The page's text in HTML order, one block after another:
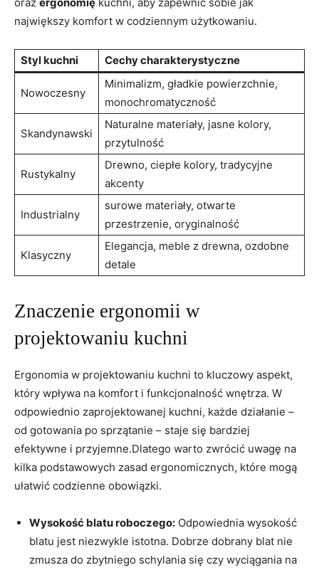
największy komfort w ​codziennym użytkowaniu.
Styl kuchni Cechy charakterystyczne
Nowoczesny
Minimalizm, gładkie powierzchnie,​
monochromatyczność
Skandynawski
Naturalne materiały, jasne kolory,
przytulność
Rustykalny
Drewno, ciepłe kolory, tradycyjne
akcenty
Industrialny
surowe materiały, otwarte
przestrzenie, oryginalność
Klasyczny
Elegancja, meble z ⁣drewna, ozdobne
detale
Znaczenie ergonomii w
projektowaniu kuchni
Ergonomia w projektowaniu kuchni to kluczowy aspekt,‍
który wpływa na komfort i funkcjonalność wnętrza. W
odpowiednio zaprojektowanej kuchni, każde działanie –
od gotowania po sprzątanie – staje się bardziej
efektywne i przyjemne.Dlatego warto zwrócić uwagę⁤ na
kilka podstawowych​ zasad ergonomicznych, ‌które mogą
ułatwić codzienne obowiązki.
Wysokość blatu roboczego: Odpowiednia wysokość
blatu jest niezwykle istotna. Dobrze dobrany blat nie
zmusza do zbytniego schylania się czy wyciągania na